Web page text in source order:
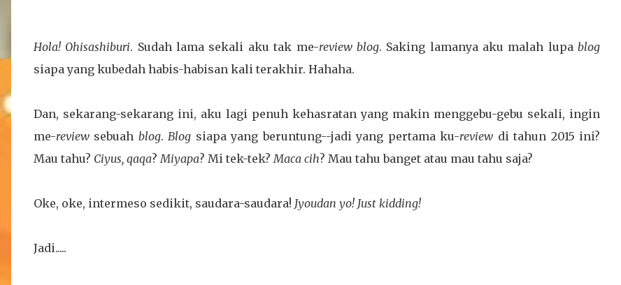
Hola! Ohisashiburi. Sudah lama sekali aku tak me-review blog. Saking lamanya aku malah lupablog
siapa yang kubedah habis-habisan kali terakhir. Hahaha.
Dan, sekarang-sekarang ini, aku lagi penuh kehasratan yang makin menggebu-gebu sekali, ingin
me-review sebuah blog.Blog siapa yang beruntung--jadi yang pertama ku-review di tahun 2015 ini?
Mau tahu? Ciyus, qaqa?Miyapa? Mi tek-tek?Maca cih? Mau tahu banget atau mau tahu saja?
Oke, oke, intermeso sedikit, saudara-saudara! Jyoudan yo! Just kidding!
Jadi.....